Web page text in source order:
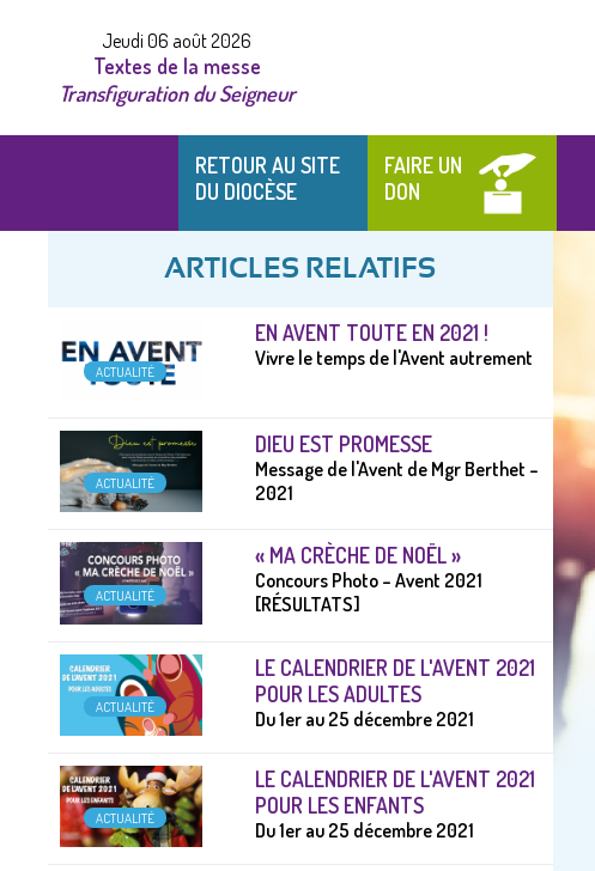
Jeudi 06 août 2026
Textes de la messe
Transfiguration du Seigneur
RETOUR AU SITE
DU DIOCÈSE
FAIRE UN
DON
ARTICLES RELATIFS
ACTUALITÉ
EN AVENT TOUTE EN 2021 !
Vivre le temps de l'Avent autrement
ACTUALITÉ
DIEU EST PROMESSE
Message de l'Avent de Mgr Berthet –
2021
ACTUALITÉ
« MA CRÈCHE DE NOËL »
Concours Photo – Avent 2021
[RÉSULTATS]
ACTUALITÉ
LE CALENDRIER DE L'AVENT 2021
POUR LES ADULTES
Du 1er au 25 décembre 2021
ACTUALITÉ
LE CALENDRIER DE L'AVENT 2021
POUR LES ENFANTS
Du 1er au 25 décembre 2021